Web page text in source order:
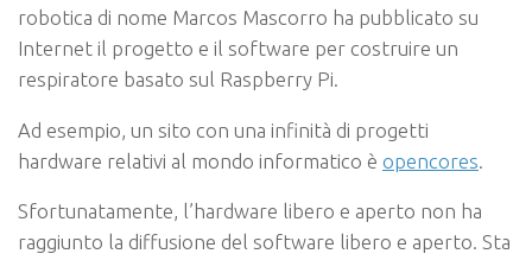
robotica di nome Marcos Mascorro ha pubblicato su
Internet il progetto e il software per costruire un
respiratore basato sul Raspberry Pi.
Ad esempio, un sito con una infinità di progetti
hardware relativi al mondo informatico è opencores
Sfortunatamente, l’hardware libero e aperto non ha
raggiunto la diffusione del software libero e aperto. Sta